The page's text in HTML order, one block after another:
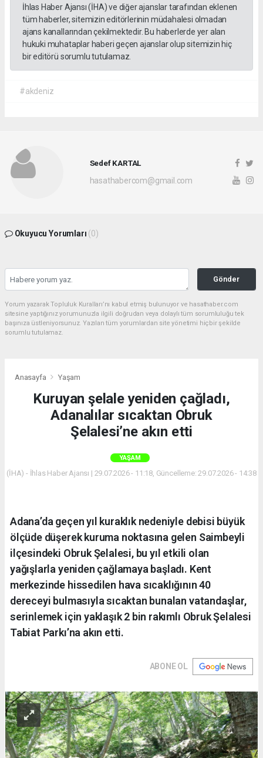
İhlas Haber Ajansı (İHA) ve diğer ajanslar tarafından eklenen
tüm haberler, sitemizin editörlerinin müdahalesi olmadan
ajans kanallarından çekilmektedir. Bu haberlerde yer alan
hukuki muhataplar haberi geçen ajanslar olup sitemizin hiç
bir editörü sorumlu tutulamaz.
#akdeniz
Sedef KARTAL
hasathabercom@gmail.com
Okuyucu Yorumları (0)
Gönder
Yorum yazarak Topluluk Kuralları’nı kabul etmiş bulunuyor ve hasathaber.com
sitesine yaptığınız yorumunuzla ilgili doğrudan veya dolaylı tüm sorumluluğu tek
başınıza üstleniyorsunuz. Yazılan tüm yorumlardan site yönetimi hiçbir şekilde
sorumlu tutulamaz.
Anasayfa Yaşam
Kuruyan şelale yeniden çağladı,
Adanalılar sıcaktan Obruk
Şelalesi’ne akın etti
YAŞAM
(İHA) - İhlas Haber Ajansı | 29.07.2026 - 11:18, Güncelleme: 29.07.2026 - 14:38
Adana’da geçen yıl kuraklık nedeniyle debisi büyük
ölçüde düşerek kuruma noktasına gelen Saimbeyli
ilçesindeki Obruk Şelalesi, bu yıl etkili olan
yağışlarla yeniden çağlamaya başladı. Kent
merkezinde hissedilen hava sıcaklığının 40
dereceyi bulmasıyla sıcaktan bunalan vatandaşlar,
serinlemek için yaklaşık 2 bin rakımlı Obruk Şelalesi
Tabiat Parkı’na akın etti.
ABONE OL